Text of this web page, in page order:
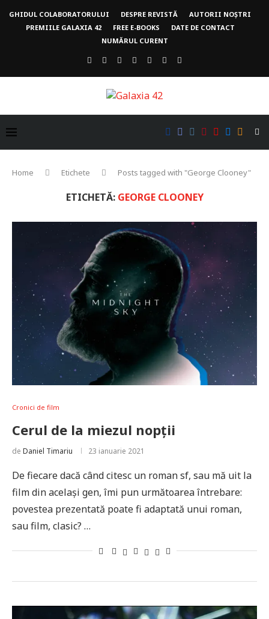
GHIDUL COLABORATORULUI DESPRE REVISTĂ
AUTORII NOȘTRI
PREMIILE GALAXIA 42
FREE E-BOOKS
DATE DE CONTACT
NUMĂRUL CURENT
Home Etichete Posts tagged with "George Clooney"
ETICHETĂ: GEORGE CLOONEY
Cronici de film
Cerul de la miezul nopții
de Daniel Timariu 23 ianuarie 2021
De fiecare dacă când citesc un roman sf, sau mă uit la
film din același gen, îmi pun următoarea întrebare:
povestea prezentată poate fi adaptată unui roman,
sau film, clasic? …